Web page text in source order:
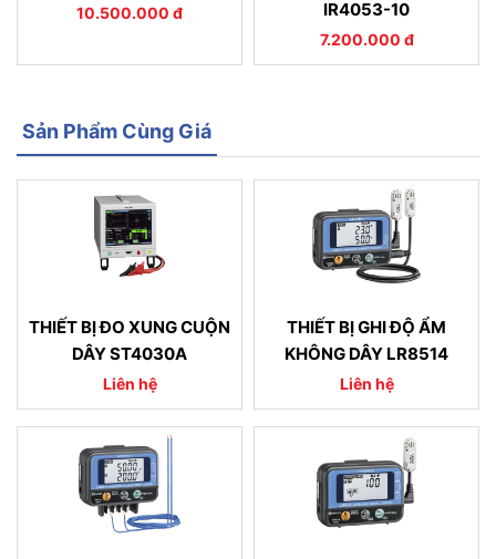
10.500.000 đ IR4053-10
7.200.000 đ
Sản Phẩm Cùng Giá
THIẾT BỊ ĐO XUNG CUỘN
DÂY ST4030A
Liên hệ
THIẾT BỊ GHI ĐỘ ẨM
KHÔNG DÂY LR8514
Liên hệ